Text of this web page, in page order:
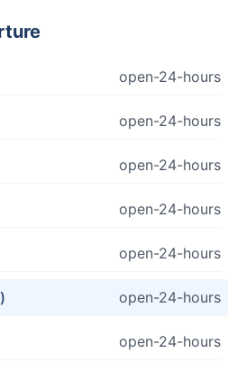
open-24-hours
open-24-hours
open-24-hours
open-24-hours
open-24-hours
open-24-hours
open-24-hours